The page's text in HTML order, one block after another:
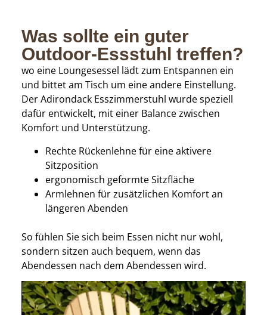
Was sollte ein guter
Outdoor-Essstuhl treffen?
wo eine Loungesessel lädt zum Entspannen ein
und bittet am Tisch um eine andere Einstellung.
Der Adirondack Esszimmerstuhl wurde speziell
dafür entwickelt, mit einer Balance zwischen
Komfort und Unterstützung.
Rechte Rückenlehne für eine aktivere
Sitzposition
ergonomisch geformte Sitzfläche
Armlehnen für zusätzlichen Komfort an
längeren Abenden
So fühlen Sie sich beim Essen nicht nur wohl,
sondern sitzen auch bequem, wenn das
Abendessen nach dem Abendessen wird.